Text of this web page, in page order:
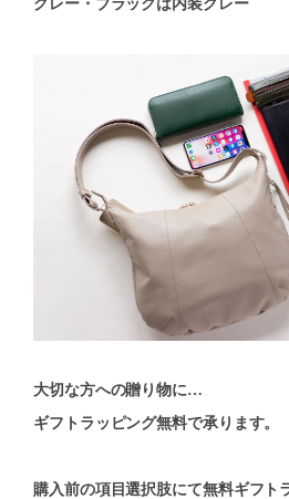
グレー・ブラックは内装グレー
大切な方への贈り物に…
ギフトラッピング無料で承ります。
購入前の項目選択肢にて無料ギフト